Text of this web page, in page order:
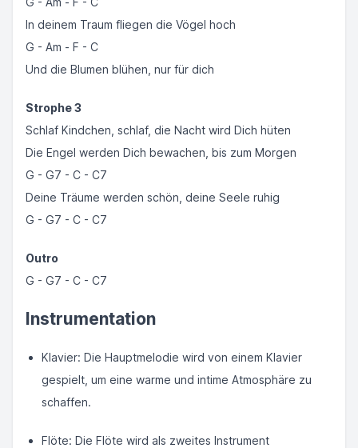
In deinem Traum fliegen die Vögel hoch
G - Am - F - C
Und die Blumen blühen, nur für dich
Strophe 3
Schlaf Kindchen, schlaf, die Nacht wird Dich hüten
Die Engel werden Dich bewachen, bis zum Morgen
G - G7 - C - C7
Deine Träume werden schön, deine Seele ruhig
G - G7 - C - C7
Outro
G - G7 - C - C7
Instrumentation
Klavier: Die Hauptmelodie wird von einem Klavier
gespielt, um eine warme und intime Atmosphäre zu
schaffen.
Flöte: Die Flöte wird als zweites Instrument